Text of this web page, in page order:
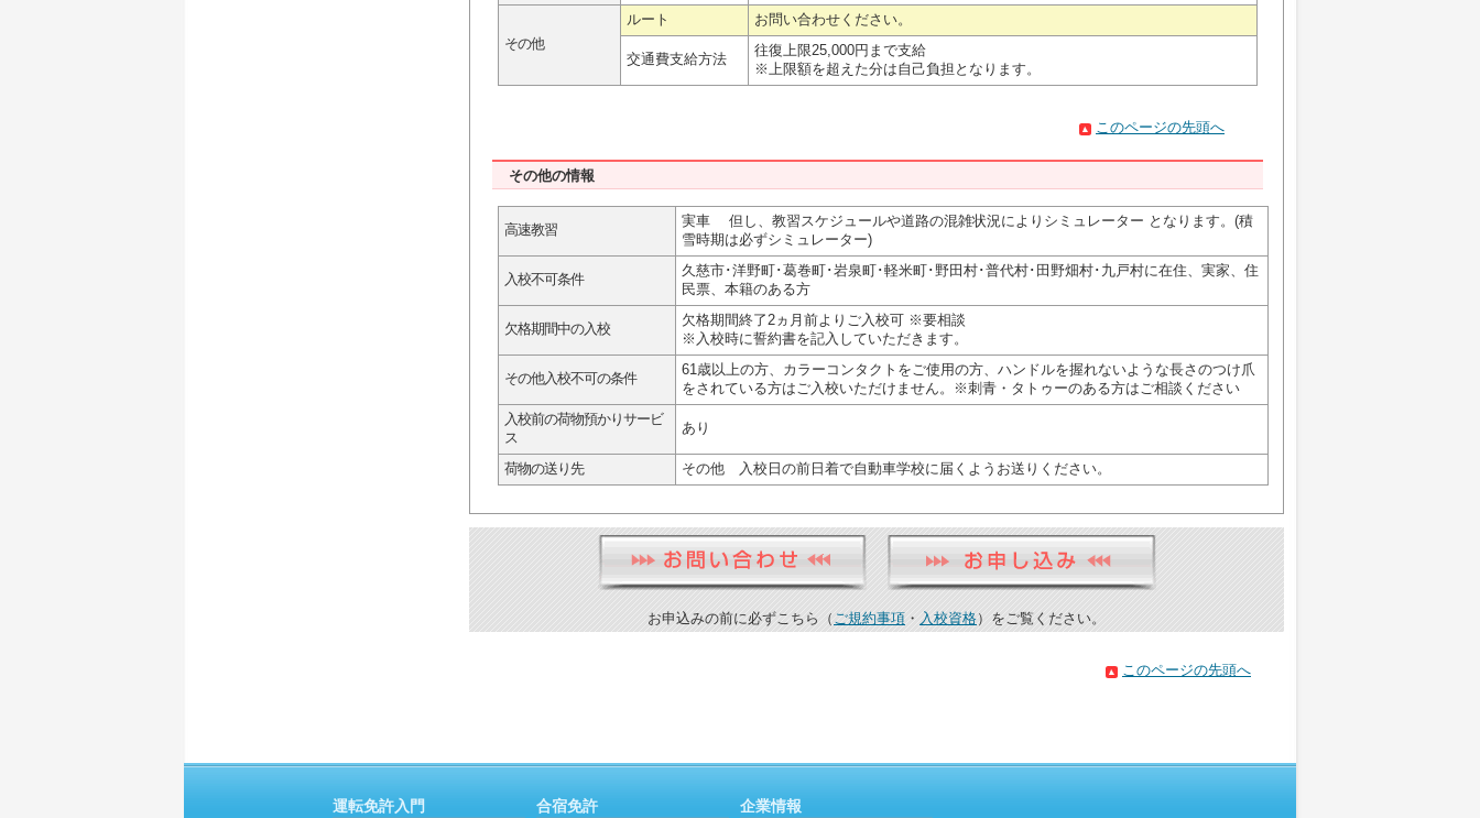
その他
ルート お問い合わせください。
交通費支給方法
往復上限25,000円まで支給
※上限額を超えた分は自己負担となります。
このページの先頭へ
その他の情報
高速教習
実車 但し、教習スケジュールや道路の混雑状況によりシミュレーター となります。(積
雪時期は必ずシミュレーター)
入校不可条件
久慈市･洋野町･葛巻町･岩泉町･軽米町･野田村･普代村･田野畑村･九戸村に在住、実家、住
民票、本籍のある方
欠格期間中の入校
欠格期間終了2ヵ月前よりご入校可 ※要相談
※入校時に誓約書を記入していただきます。
その他入校不可の条件
61歳以上の方、カラーコンタクトをご使用の方、ハンドルを握れないような長さのつけ爪
をされている方はご入校いただけません。※刺青・タトゥーのある方はご相談ください
入校前の荷物預かりサービ
ス
あり
荷物の送り先 その他 入校日の前日着で自動車学校に届くようお送りください。
お申込みの前に必ずこちら（ ご規約事項 ・ 入校資格）をご覧ください。
このページの先頭へ
運転免許入門 合宿免許 企業情報